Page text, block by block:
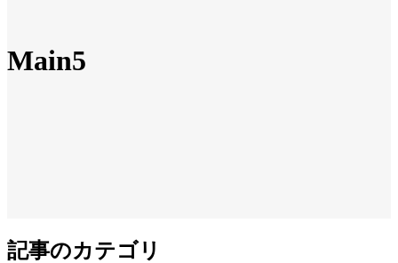
Main5
記事のカテゴリ